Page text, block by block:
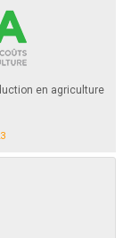
en agriculture